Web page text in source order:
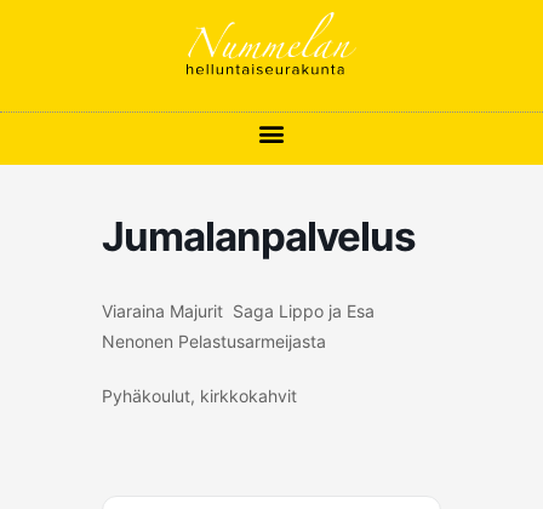
Jumalanpalvelus
Viaraina Majurit Saga Lippo ja Esa
Nenonen Pelastusarmeijasta
Pyhäkoulut, kirkkokahvit